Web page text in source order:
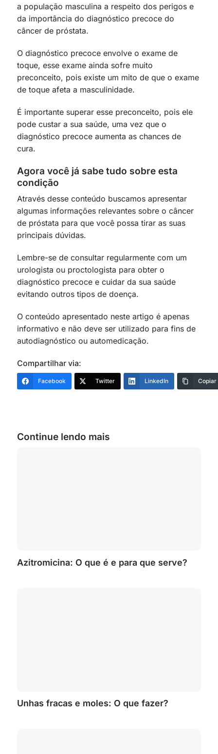
a população masculina a respeito dos perigos e
da importância do diagnóstico precoce do
câncer de próstata.
O diagnóstico precoce envolve o exame de
toque, esse exame ainda sofre muito
preconceito, pois existe um mito de que o exame
de toque afeta a masculinidade.
É importante superar esse preconceito, pois ele
pode custar a sua saúde, uma vez que o
diagnóstico precoce aumenta as chances de
cura.
Agora você já sabe tudo sobre esta
condição
Através desse conteúdo buscamos apresentar
algumas informações relevantes sobre o câncer
de próstata para que você possa tirar as suas
principais dúvidas.
Lembre-se de consultar regularmente com um
urologista ou proctologista para obter o
diagnóstico precoce e cuidar da sua saúde
evitando outros tipos de doença.
O conteúdo apresentado neste artigo é apenas
informativo e não deve ser utilizado para fins de
autodiagnóstico ou automedicação.
Compartilhar via:
Facebook Twitter LinkedIn Copiar
Continue lendo mais
Azitromicina: O que é e para que serve?
Unhas fracas e moles: O que fazer?